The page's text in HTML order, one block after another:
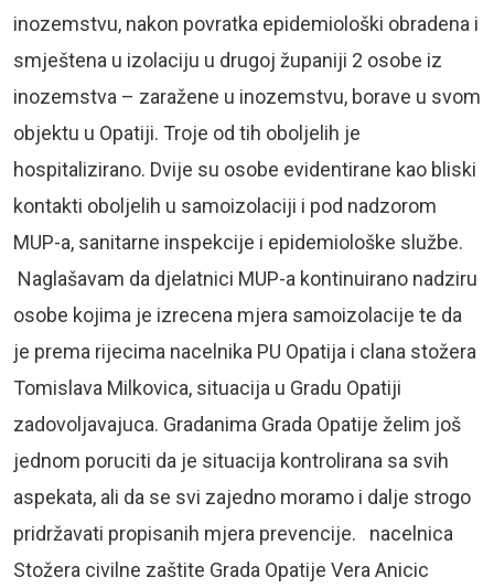
inozemstvu, nakon povratka epidemiološki obradena i
smještena u izolaciju u drugoj županiji 2 osobe iz
inozemstva – zaražene u inozemstvu, borave u svom
objektu u Opatiji. Troje od tih oboljelih je
hospitalizirano. Dvije su osobe evidentirane kao bliski
kontakti oboljelih u samoizolaciji i pod nadzorom
MUP-a, sanitarne inspekcije i epidemiološke službe.
Naglašavam da djelatnici MUP-a kontinuirano nadziru
osobe kojima je izrecena mjera samoizolacije te da
je prema rijecima nacelnika PU Opatija i clana stožera
Tomislava Milkovica, situacija u Gradu Opatiji
zadovoljavajuca. Gradanima Grada Opatije želim još
jednom poruciti da je situacija kontrolirana sa svih
aspekata, ali da se svi zajedno moramo i dalje strogo
pridržavati propisanih mjera prevencije. nacelnica
Stožera civilne zaštite Grada Opatije Vera Anicic